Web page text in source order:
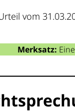
vom
Merksatz: